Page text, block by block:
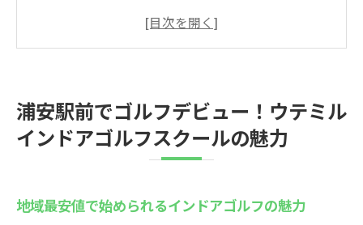
最新設備で快適に練習できる環境
24時間営業でライフスタイルに合わせたゴ
ルフ体験
個別指導とグループレッスンの選択肢
ゴルフ仲間と出会えるコミュニティの形成
浦安駅前でゴルフデビュー！ウテミル
インドアゴルフスクールの魅力
地域最安値で始められるインドアゴルフの魅力